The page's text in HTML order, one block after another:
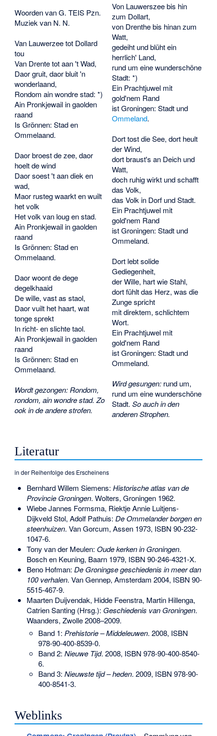
Woorden van G. TEIS Pzn.
Muziek van N. N.
Van Lauwerzee tot Dollard
tou
Van Drente tot aan 't Wad,
Daor gruit, daor bluit 'n
wonderlaand,
Rondom ain wondre stad: *)
Ain Pronkjewail in gaolden
raand
Is Grönnen: Stad en
Ommelaand.
Daor broest de zee, daor
hoelt de wind
Daor soest 't aan diek en
wad,
Maor rusteg waarkt en wuilt
het volk
Het volk van loug en stad.
Ain Pronkjewail in gaolden
raand
Is Grönnen: Stad en
Ommelaand.
Daor woont de dege
degelkhaaid
De wille, vast as staol,
Daor vuilt het haart, wat
tonge sprekt
In richt- en slichte taol.
Ain Pronkjewail in gaolden
raand
Is Grönnen: Stad en
Ommelaand.
Wordt gezongen: Rondom,
rondom, ain wondre stad. Zo
ook in de andere strofen.
Von Lauwerszee bis hin
zum Dollart,
von Drenthe bis hinan zum
Watt,
gedeiht und blüht ein
herrlich' Land,
rund um eine wunderschöne
Stadt: *)
Ein Prachtjuwel mit
gold'nem Rand
ist Groningen: Stadt und
Ommeland.
Dort tost die See, dort heult
der Wind,
dort braust's an Deich und
Watt,
doch ruhig wirkt und schafft
das Volk,
das Volk in Dorf und Stadt.
Ein Prachtjuwel mit
gold'nem Rand
ist Groningen: Stadt und
Ommeland.
Dort lebt solide
Gediegenheit,
der Wille, hart wie Stahl,
dort fühlt das Herz, was die
Zunge spricht
mit direktem, schlichtem
Wort.
Ein Prachtjuwel mit
gold'nem Rand
ist Groningen: Stadt und
Ommeland.
Wird gesungen: rund um,
rund um eine wunderschöne
Stadt. So auch in den
anderen Strophen.
Literatur
in der Reihenfolge des Erscheinens
Bernhard Willem Siemens: Historische atlas van de
Provincie Groningen. Wolters, Groningen 1962.
Wiebe Jannes Formsma, Riektje Annie Luitjens-
Dijkveld Stol, Adolf Pathuis: De Ommelander borgen en
steenhuizen. Van Gorcum, Assen 1973, ISBN 90-232-
1047-6.
Tony van der Meulen: Oude kerken in Groningen.
Bosch en Keuning, Baarn 1979, ISBN 90-246-4321-X.
Beno Hofman: De Groningse geschiedenis in meer dan
100 verhalen. Van Gennep, Amsterdam 2004, ISBN 90-
5515-467-9.
Maarten Duijvendak, Hidde Feenstra, Martin Hillenga,
Catrien Santing (Hrsg.): Geschiedenis van Groningen.
Waanders, Zwolle 2008–2009.
Band 1: Prehistorie – Middeleuwen. 2008, ISBN
978-90-400-8539-0.
Band 2:Nieuwe Tijd. 2008, ISBN 978-90-400-8540-
6.
Band 3:Nieuwste tijd – heden. 2009, ISBN 978-90-
400-8541-3.
Weblinks